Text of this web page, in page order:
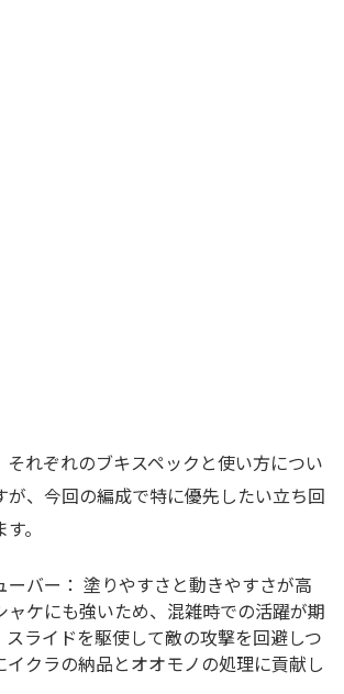
それぞれのブキスペックと使い方につい
が、今回の編成で特に優先したい立ち回
。
ーバー： 塗りやすさと動きやすさが高
ャケにも強いため、混雑時での活躍が期
スライドを駆使して敵の攻撃を回避しつ
イクラの納品とオオモノの処理に貢献し